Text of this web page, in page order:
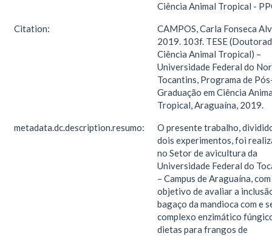
Ciência Animal Tropical -
Citation:
CAMPOS, Carla Fonseca
2019. 103f. TESE
Ciência Animal Tropical) –
Universidade Federal do
Tocantins, Programa de
Graduação em Ciência
Tropical, Araguaína, 2019.
metadata.dc.description.resumo:
O presente trabalho,
dois experimentos, foi
no Setor de avicultura da
Universidade Federal do
– Campus de Araguaína,
objetivo de avaliar a
bagaço da mandioca com e
complexo enzimático
dietas para frangos de